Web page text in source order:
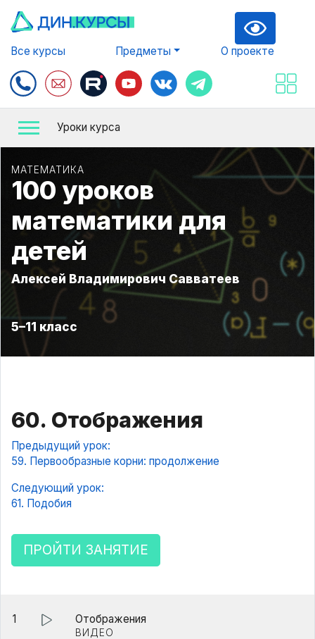
Все курсы Предметы О проекте
Уроки курса
МАТЕМАТИКА
100 уроков
математики для
детей
Алексей Владимирович Савватеев
5–11 класс
60. Отображения
Предыдущий урок:
59. Первообразные корни: продолжение
Следующий урок:
61. Подобия
ПРОЙТИ ЗАНЯТИЕ
1 Отображения
ВИДЕО